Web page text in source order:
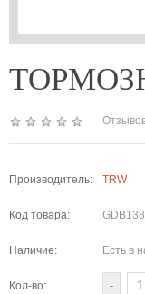
Производитель: TRW
Код товара:
Наличие: Есть в
Кол-во: